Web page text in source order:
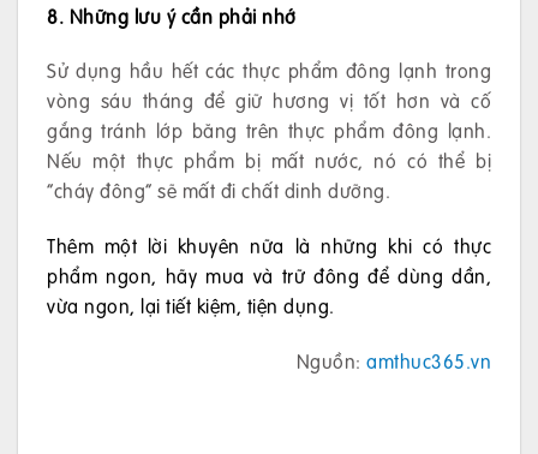
8. Những lưu ý cần phải nhớ
Sử dụng hầu hết các thực phẩm đông lạnh trong
vòng sáu tháng để giữ hương vị tốt hơn và cố
gắng tránh lớp băng trên thực phẩm đông lạnh.
Nếu một thực phẩm bị mất nước, nó có thể bị
“cháy đông” sẽ mất đi chất dinh dưỡng.
Thêm một lời khuyên nữa là những khi có thực
phẩm ngon, hãy mua và trữ đông để dùng dần,
vừa ngon, lại tiết kiệm, tiện dụng.
Nguồn: amthuc365.vn